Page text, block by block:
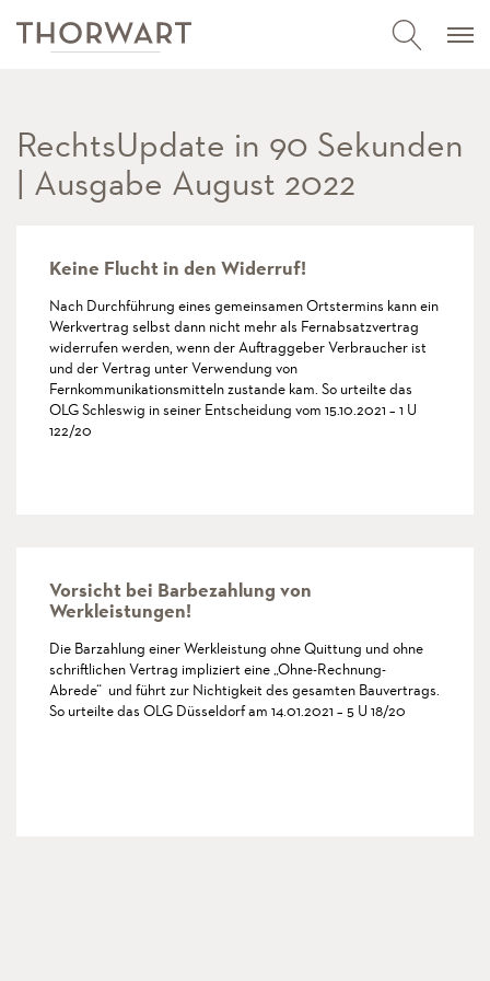
RechtsUpdate in 90 Sekunden
| Ausgabe August 2022
Keine Flucht in den Widerruf!
Nach Durchführung eines gemeinsamen Ortstermins kann ein
Werkvertrag selbst dann nicht mehr als Fernabsatzvertrag
widerrufen werden, wenn der Auftraggeber Verbraucher ist
und der Vertrag unter Verwendung von
Fernkommunikationsmitteln zustande kam. So urteilte das
OLG Schleswig in seiner Entscheidung vom 15.10.2021 – 1 U
122/20
Vorsicht bei Barbezahlung von
Werkleistungen!
Die Barzahlung einer Werkleistung ohne Quittung und ohne
schriftlichen Vertrag impliziert eine „Ohne-Rechnung-
Abrede“ und führt zur Nichtigkeit des gesamten Bauvertrags.
So urteilte das OLG Düsseldorf am 14.01.2021 – 5 U 18/20